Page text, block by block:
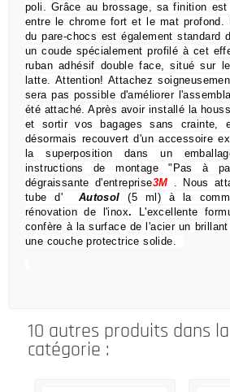
poli. Grâce au brossage, sa finition est
entre le chrome fort et le mat profond.
du pare-chocs est également standard
un coude spécialement profilé à cet
ruban adhésif double face, situé sur
latte. Attention! Attachez
sera pas possible d'améliorer
été attaché.Après avoir installé la
et sortir vos bagages sans crainte,
désormais recouvert d'un accessoire
la superposition dans un
instructions de montage "Pas à
dégraissante d'entreprise3M .
Nous
tube d'
Autosol (5 ml) à la
rénovation de l'inox.
L'excellente
confère à la surface de l'acier un
une couche protectrice solide.
10 autres produits dans
catégorie :